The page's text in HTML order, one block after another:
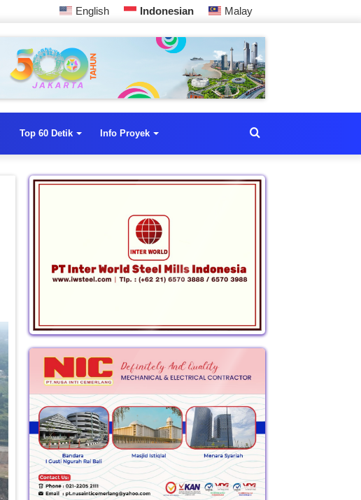
English Indonesian Malay
Top 60 Detik Info Proyek